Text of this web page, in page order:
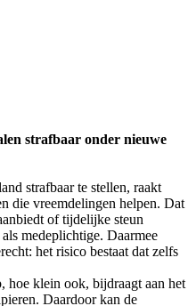
strafbaar onder nieuwe
strafbaar te stellen, raakt
die vreemdelingen helpen. Dat
of tijdelijke steun
medeplichtige. Daarmee
het risico bestaat dat zelfs
hoe klein ook, bijdraagt aan het
Daardoor kan de